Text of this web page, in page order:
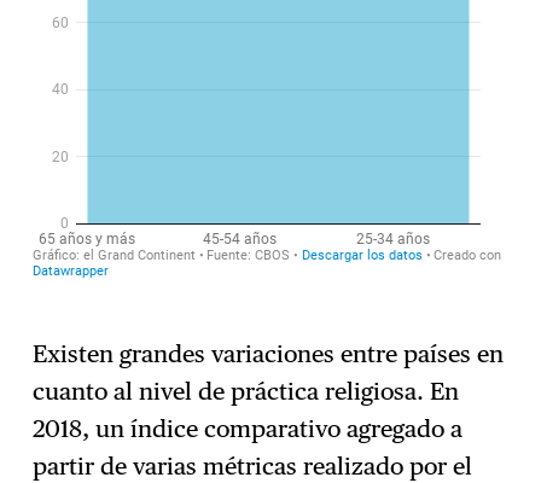
Existen grandes variaciones entre países en
cuanto al nivel de práctica religiosa. En
2018, un índice comparativo agregado a
partir de varias métricas realizado por el